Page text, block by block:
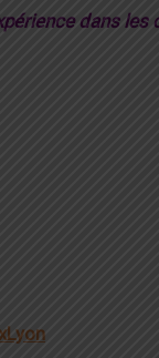
dans